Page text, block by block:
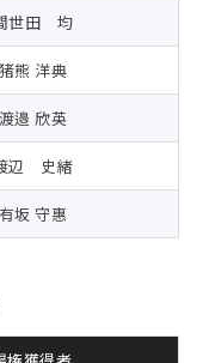
世田 均
猪熊 洋典
渡邉 欣英
辺 史緒
有坂 守惠